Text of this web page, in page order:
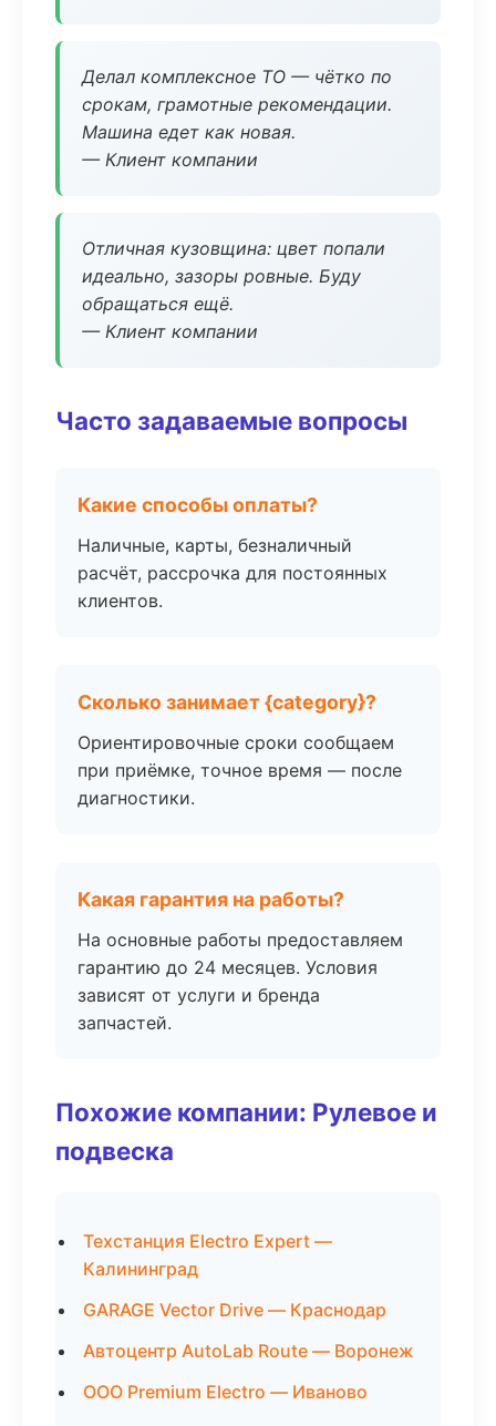
Делал комплексное ТО — чётко по
срокам, грамотные рекомендации.
Машина едет как новая.
— Клиент компании
Отличная кузовщина: цвет попали
идеально, зазоры ровные. Буду
обращаться ещё.
— Клиент компании
Часто задаваемые вопросы
Какие способы оплаты?
Наличные, карты, безналичный
расчёт, рассрочка для постоянных
клиентов.
Сколько занимает {category}?
Ориентировочные сроки сообщаем
при приёмке, точное время — после
диагностики.
Какая гарантия на работы?
На основные работы предоставляем
гарантию до 24 месяцев. Условия
зависят от услуги и бренда
запчастей.
Похожие компании: Рулевое и
подвеска
Техстанция Electro Expert —
Калининград
GARAGE Vector Drive — Краснодар
Автоцентр AutoLab Route — Воронеж
ООО Premium Electro — Иваново